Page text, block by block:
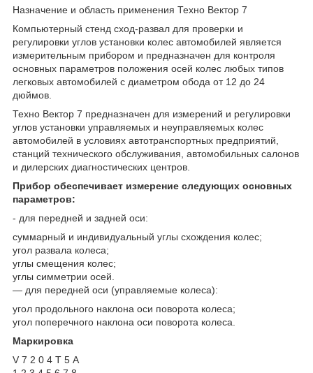
Назначение и область применения Техно Вектор 7
Компьютерный стенд сход-развал для проверки и
регулировки углов установки колес автомобилей является
измерительным прибором и предназначен для контроля
основных параметров положения осей колес любых типов
легковых автомобилей с диаметром обода от 12 до 24
дюймов.
Техно Вектор 7 предназначен для измерений и регулировки
углов установки управляемых и неуправляемых колес
автомобилей в условиях автотранспортных предприятий,
станций технического обслуживания, автомобильных салонов
и дилерских диагностических центров.
Прибор обеспечивает измерение следующих основных
параметров:
- для передней и задней оси:
суммарный и индивидуальный углы схождения колес;
угол развала колеса;
углы смещения колес;
углы симметрии осей.
― для передней оси (управляемые колеса):
угол продольного наклона оси поворота колеса;
угол поперечного наклона оси поворота колеса.
Маркировка
V 7 2 0 4 Т 5 А